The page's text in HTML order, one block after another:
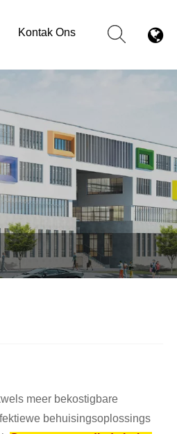
Kontak Ons
meer bekostigbare
behuisingsoplossings